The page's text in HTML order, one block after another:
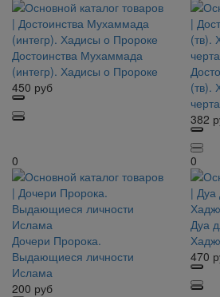
Достоинства Мухаммада
(интегр). Хадисы о Пророке
450 руб
(тв).
382
0
Дочери Пророка.
Выдающиеся личности
Ислама
200 руб
0
Дуа
470